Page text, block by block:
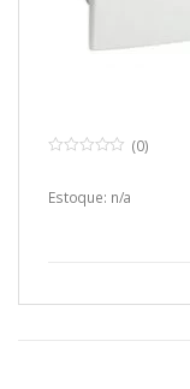
u
(0)
Estoque: n/a